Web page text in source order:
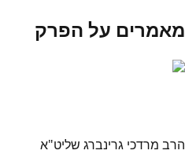
מאמרים על הפרק
הרב מרדכי גרינברג שליט"א